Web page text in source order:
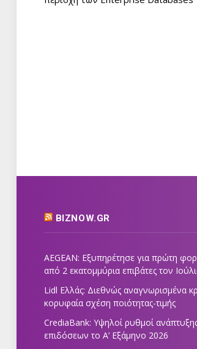
BIZNOW.GR
AEGEAN: Εξυπηρέτησε για πρώτη
από 2 εκατομμύρια επιβάτες τον
Lidl Ελλάς: Διεθνώς αναγνωρισμένα
κορυφαία σχέση ποιότητας-τιμής
CrediaBank: Υψηλοί ρυθμοί
επιδόσεων το Α’ Εξάμηνο 2026